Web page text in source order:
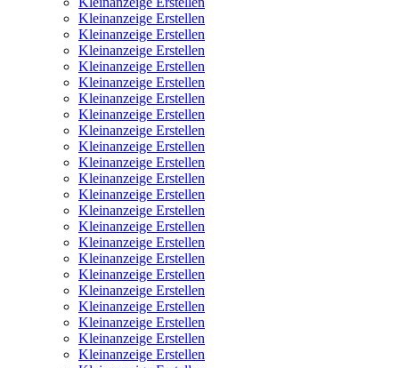
Kleinanzeige Erstellen
Kleinanzeige Erstellen
Kleinanzeige Erstellen
Kleinanzeige Erstellen
Kleinanzeige Erstellen
Kleinanzeige Erstellen
Kleinanzeige Erstellen
Kleinanzeige Erstellen
Kleinanzeige Erstellen
Kleinanzeige Erstellen
Kleinanzeige Erstellen
Kleinanzeige Erstellen
Kleinanzeige Erstellen
Kleinanzeige Erstellen
Kleinanzeige Erstellen
Kleinanzeige Erstellen
Kleinanzeige Erstellen
Kleinanzeige Erstellen
Kleinanzeige Erstellen
Kleinanzeige Erstellen
Kleinanzeige Erstellen
Kleinanzeige Erstellen